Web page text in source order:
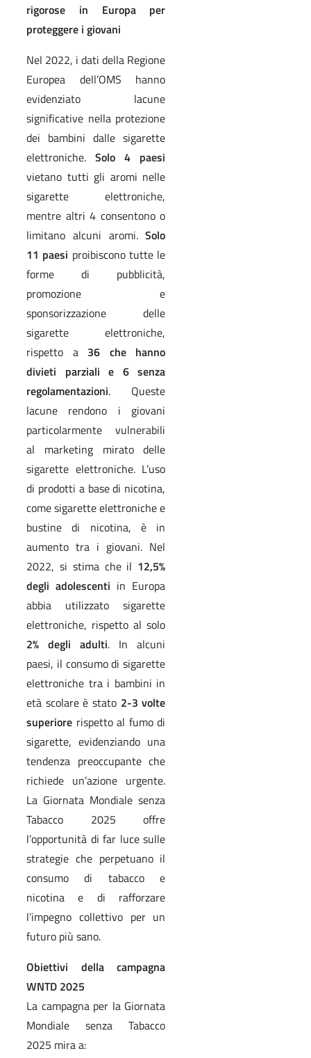
rigorose in Europa per
proteggere i giovani
Nel 2022, i dati della Regione
Europea dell’OMS hanno
evidenziato lacune
significative nella protezione
dei bambini dalle sigarette
elettroniche.Solo 4 paesi
vietano tutti gli aromi nelle
sigarette elettroniche,
mentre altri 4 consentono o
limitano alcuni aromi.Solo
11 paesi proibiscono tutte le
forme di pubblicità,
promozione e
sponsorizzazione delle
sigarette elettroniche,
rispetto a 36 che hanno
divieti parziali e 6 senza
regolamentazioni. Queste
lacune rendono i giovani
particolarmente vulnerabili
al marketing mirato delle
sigarette elettroniche. L’uso
di prodotti a base di nicotina,
come sigarette elettroniche e
bustine di nicotina, è in
aumento tra i giovani. Nel
2022, si stima che il 12,5%
degli adolescenti in Europa
abbia utilizzato sigarette
elettroniche, rispetto al solo
2% degli adulti. In alcuni
paesi, il consumo di sigarette
elettroniche tra i bambini in
età scolare è stato 2-3 volte
superiore rispetto al fumo di
sigarette, evidenziando una
tendenza preoccupante che
richiede un’azione urgente.
La Giornata Mondiale senza
Tabacco 2025 offre
l’opportunità di far luce sulle
strategie che perpetuano il
consumo di tabacco e
nicotina e di rafforzare
l’impegno collettivo per un
futuro più sano.
Obiettivi della campagna
WNTD 2025
La campagna per la Giornata
Mondiale senza Tabacco
2025 mira a: